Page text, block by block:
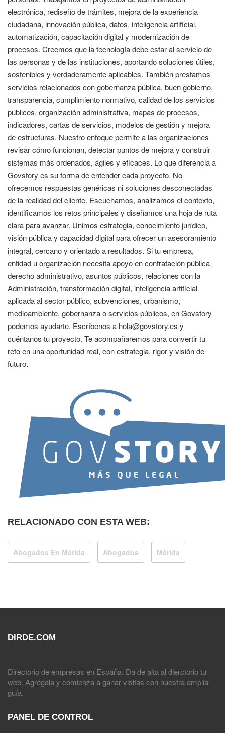
electrónica, rediseño de trámites, mejora de la experiencia
ciudadana, innovación pública, datos, inteligencia artificial,
automatización, capacitación digital y modernización de
procesos. Creemos que la tecnología debe estar al servicio de
las personas y de las instituciones, aportando soluciones útiles,
sostenibles y verdaderamente aplicables. También prestamos
servicios relacionados con gobernanza pública, buen gobierno,
transparencia, cumplimiento normativo, calidad de los servicios
públicos, organización administrativa, mapas de procesos,
indicadores, cartas de servicios, modelos de gestión y mejora
de estructuras. Nuestro enfoque permite a las organizaciones
revisar cómo funcionan, detectar puntos de mejora y construir
sistemas más ordenados, ágiles y eficaces. Lo que diferencia a
Govstory es su forma de entender cada proyecto. No
ofrecemos respuestas genéricas ni soluciones desconectadas
de la realidad del cliente. Escuchamos, analizamos el contexto,
identificamos los retos principales y diseñamos una hoja de ruta
clara para avanzar. Unimos estrategia, conocimiento jurídico,
visión pública y capacidad digital para ofrecer un asesoramiento
integral, cercano y orientado a resultados. Si tu empresa,
entidad u organización necesita apoyo en contratación pública,
derecho administrativo, asuntos públicos, relaciones con la
Administración, transformación digital, inteligencia artificial
aplicada al sector público, subvenciones, urbanismo,
medioambiente, gobernanza o servicios públicos, en Govstory
podemos ayudarte. Escríbenos a hola@govstory.es y
cuéntanos tu proyecto. Te acompañaremos para convertir tu
reto en una oportunidad real, con estrategia, rigor y visión de
futuro.
RELACIONADO CON ESTA WEB:
Abogados En Mérida Abogados Mérida
DIRDE.COM
Directorio de empresas en España. Da de alta al dierctorio tu
web. Agrégala y comienza a ganar visitas con nuestra amplia
guía.
PANEL DE CONTROL